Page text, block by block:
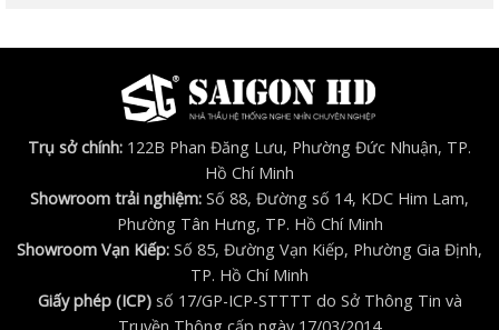
Trụ sở chính: 122B Phan Đăng Lưu, Phường Đức Nhuận, TP.
Hồ Chí Minh
Showroom trải nghiệm: Số 88, Đường số 14, KDC Him Lam,
Phường Tân Hưng, TP. Hồ Chí Minh
Showroom Vạn Kiếp: Số 85, Đường Vạn Kiếp, Phường Gia Định,
TP. Hồ Chí Minh
Giấy phép (ICP)số 17/GP-ICP-STTTT do Sở Thông Tin và